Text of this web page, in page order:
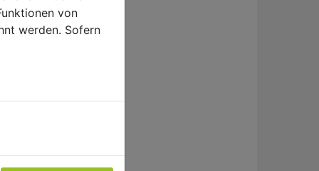
von
werden. Sofern